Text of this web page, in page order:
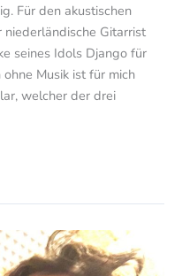
Für den akustischen
Gitarrist
seines Idols Django für
Musik ist für mich
welcher der drei